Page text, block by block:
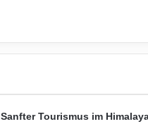
Sanfter Tourismus im